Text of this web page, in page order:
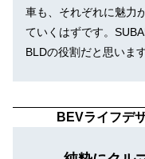
車も、それぞれに魅力
ていくはずです。
BLDの役割だと思います
BEVライフデ